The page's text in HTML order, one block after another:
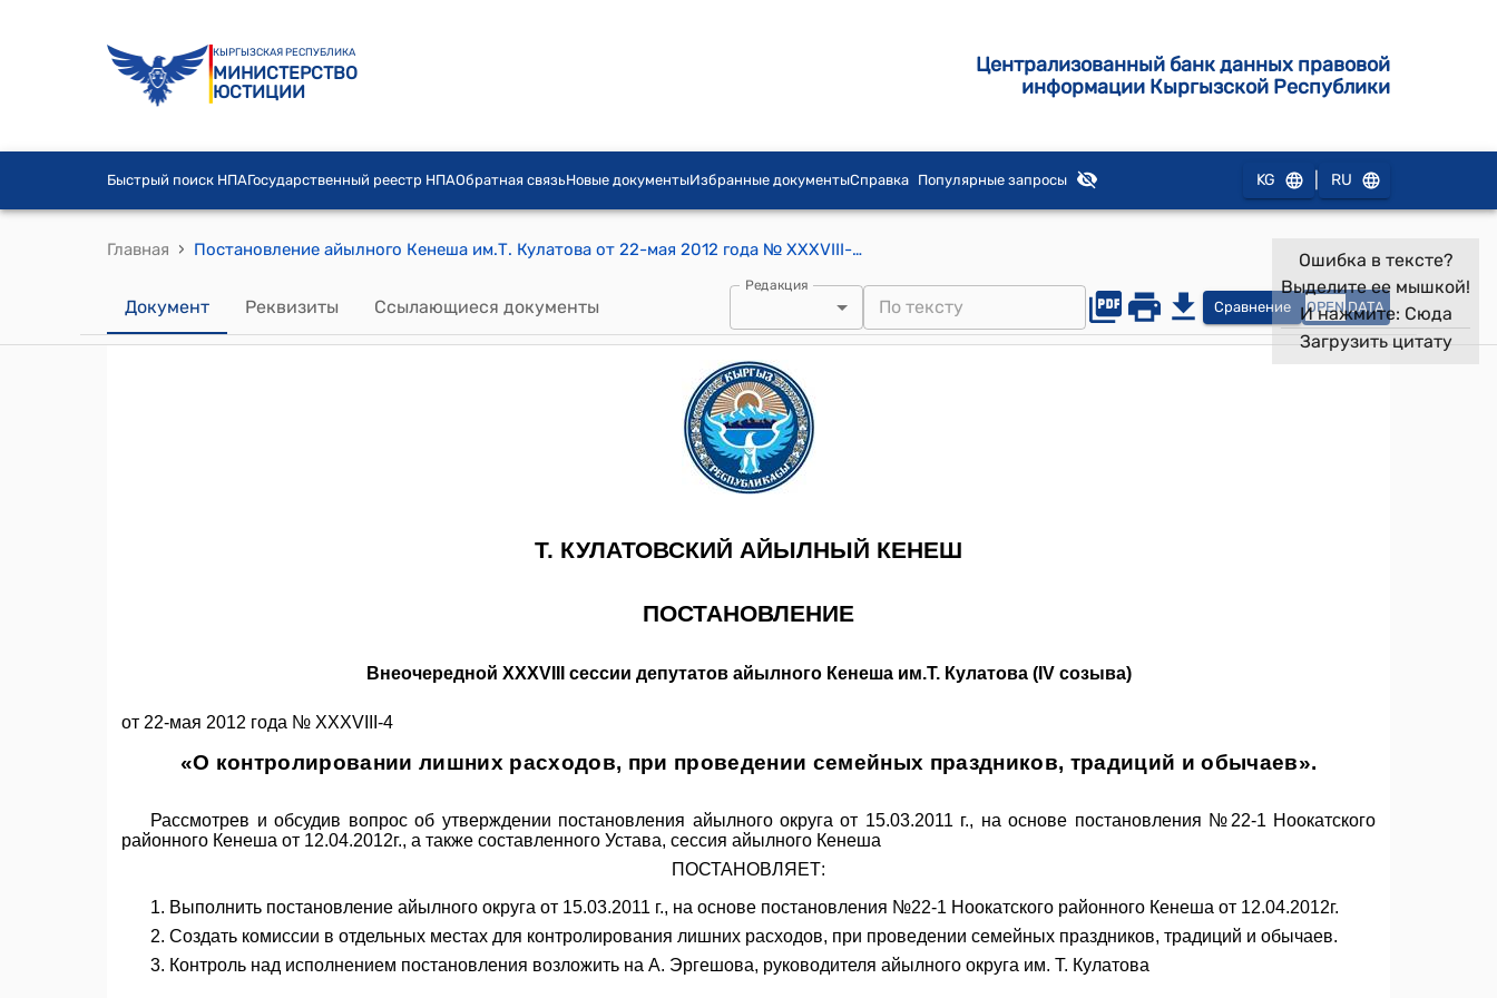
КЫРГЫЗСКАЯ РЕСПУБЛИКА
МИНИСТЕРСТВО
ЮСТИЦИИ
Централизованный банк данных правовой
информации Кыргызской Республики
Быстрый поиск НПАГосударственный реестр НПАОбратная связьНовые документыИзбранные документыСправка Популярные запросы KG RU
Главная › Постановление айылного Кенеша им.Т. Кулатова от 22-мая 2012 года № XXXVIII-4 "«О контролировании лишних расходов, при проведении семейных праздников, традиций и обычаев»."
Документ Реквизиты Ссылающиеся документы
Редакция
Сравнение OPEN DATA
Ошибка в тексте?
Выделите ее мышкой!
И нажмите: Сюда
Загрузить цитату